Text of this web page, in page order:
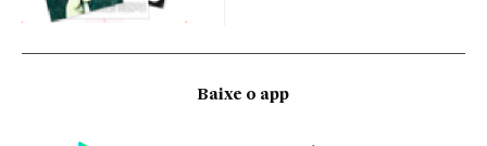
Baixe o app